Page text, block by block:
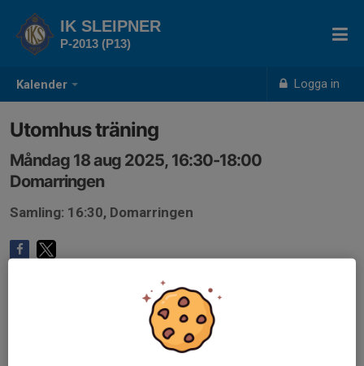
Kalender Logga in
IK SLEIPNER
P-2013 (P13)
Utomhus träning
Måndag 18 aug 2025, 16:30-18:00
Domarringen
Samling: 16:30, Domarringen